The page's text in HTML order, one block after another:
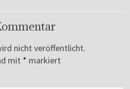
nicht veröffentlicht.
mit * markiert